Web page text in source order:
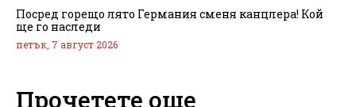
Посред горещо лято Германия сменя канцлера! Кой
ще го наследи
петък, 7 август 2026
Прочетете още